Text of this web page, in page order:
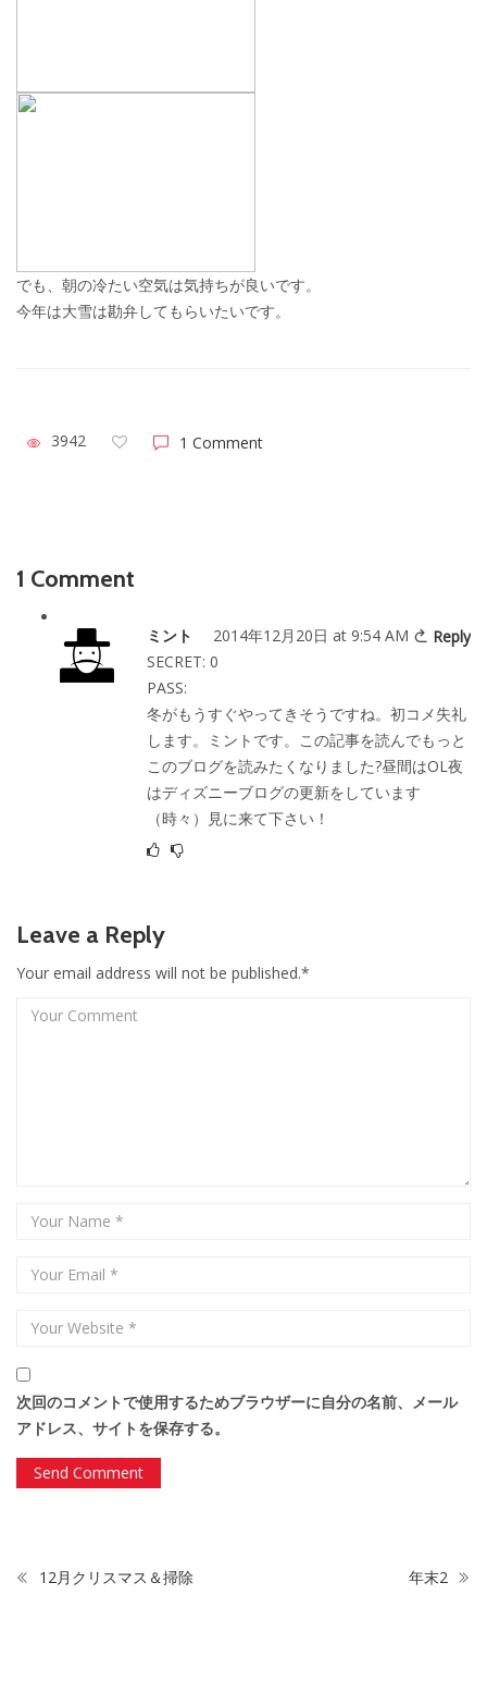
でも、朝の冷たい空気は気持ちが良いです。
今年は大雪は勘弁してもらいたいです。
3942 1 Comment
1 Comment
Reply
ミント
2014年12月20日 at 9:54 AM
SECRET: 0
PASS:
冬がもうすぐやってきそうですね。初コメ失礼
します。ミントです。この記事を読んでもっと
このブログを読みたくなりました?昼間はOL夜
はディズニーブログの更新をしています
（時々）見に来て下さい！
Leave a Reply
Your email address will not be published.*
次回のコメントで使用するためブラウザーに自分の名前、メール
アドレス、サイトを保存する。
12月クリスマス＆掃除 年末2